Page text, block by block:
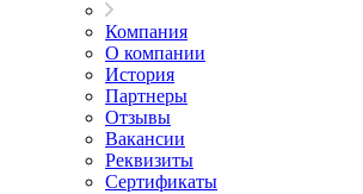
Компания
О компании
История
Партнеры
Отзывы
Вакансии
Реквизиты
Сертификаты